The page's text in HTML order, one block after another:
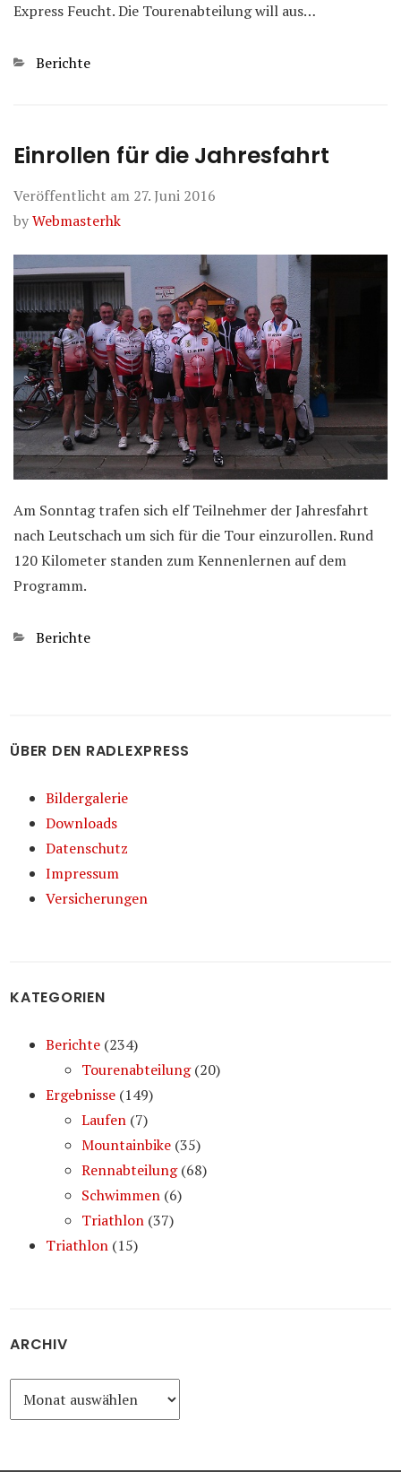
Express Feucht. Die Tourenabteilung will aus…
Kategorien
Berichte
Einrollen für die Jahresfahrt
Veröffentlicht am 27. Juni 2016
byWebmasterhk
Am Sonntag trafen sich elf Teilnehmer der Jahresfahrt
nach Leutschach um sich für die Tour einzurollen. Rund
120 Kilometer standen zum Kennenlernen auf dem
Programm.
Kategorien
Berichte
ÜBER DEN RADLEXPRESS
Bildergalerie
Downloads
Datenschutz
Impressum
Versicherungen
KATEGORIEN
Berichte (234)
Tourenabteilung(20)
Ergebnisse (149)
Laufen (7)
Mountainbike (35)
Rennabteilung(68)
Schwimmen (6)
Triathlon (37)
Triathlon (15)
ARCHIV
Archiv